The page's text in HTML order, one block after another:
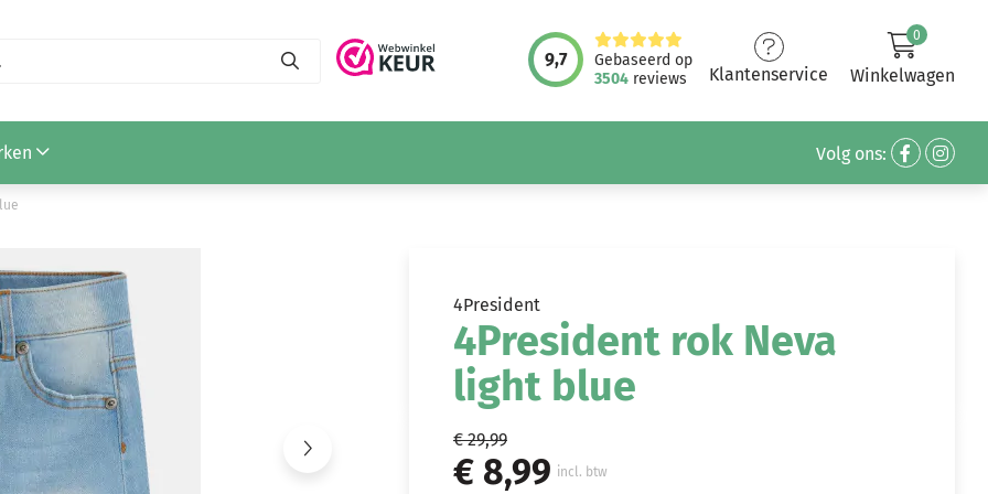
9,7
Gebaseerd op
3504 reviews Klantenservice
0
Winkelwagen
Volg ons:
4President
4President rok Neva
light blue
€ 29,99
€ 8,99 incl. btw